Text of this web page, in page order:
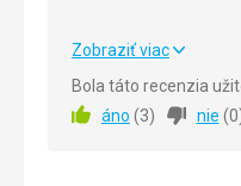
Cena
Zobraziť viac
Bola táto recenzia
áno (3) nie (0